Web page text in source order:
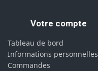
Votre compte
Tableau de bord
Informations personnelles
Commandes